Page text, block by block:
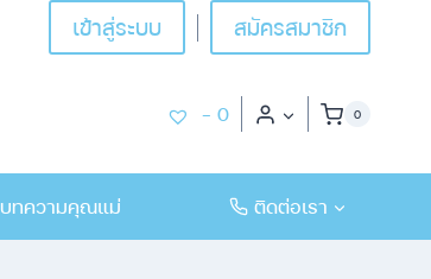
เข้าสู่ระบบ สมัครสมาชิก
- 0 0
บทความคุณแม่ ติดต่อเรา